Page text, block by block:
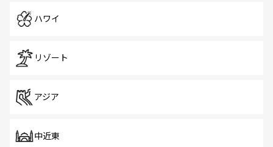
ハワイ
リゾート
アジア
中近東